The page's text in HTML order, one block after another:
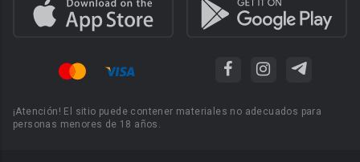
¡Atención! El sitio puede contener materiales no adecuados para
personas menores de 18 años.